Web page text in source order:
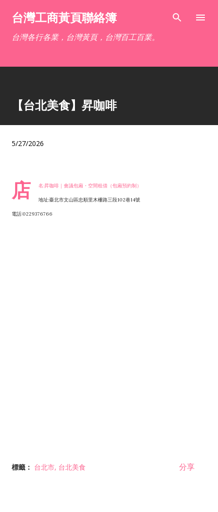
跳到主要內容
台灣工商黃頁聯絡簿
台灣各行各業，台灣黃頁，台灣百工百業。
【台北美食】昇咖啡
5/27/2026
店 名:昇咖啡｜會議包廂・空間租借（包廂預約制）
地址:臺北市文山區忠順里木柵路三段102巷14號
電話:0229376766
標籤： 台北市 台北美食 分享